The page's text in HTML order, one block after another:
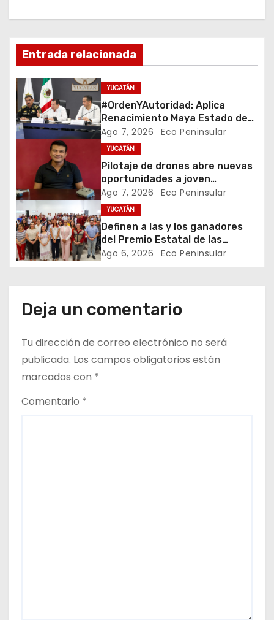
c
ó
n
d
n
t
r
d
a
s
Entrada relacionada
YUCATÁN
#OrdenYAutoridad: Aplica
Renacimiento Maya Estado de
derecho con orden,
coordinación y saldo blanco
Ago 7, 2026 Eco Peninsular
YUCATÁN
Pilotaje de drones abre nuevas
oportunidades a joven
emprendedor yucateco
Ago 7, 2026 Eco Peninsular
YUCATÁN
Definen a las y los ganadores
del Premio Estatal de las
Juventudes 2026
Ago 6, 2026 Eco Peninsular
Deja un comentario
Tu dirección de correo electrónico no será
publicada. Los campos obligatorios están
marcados con *
Comentario *